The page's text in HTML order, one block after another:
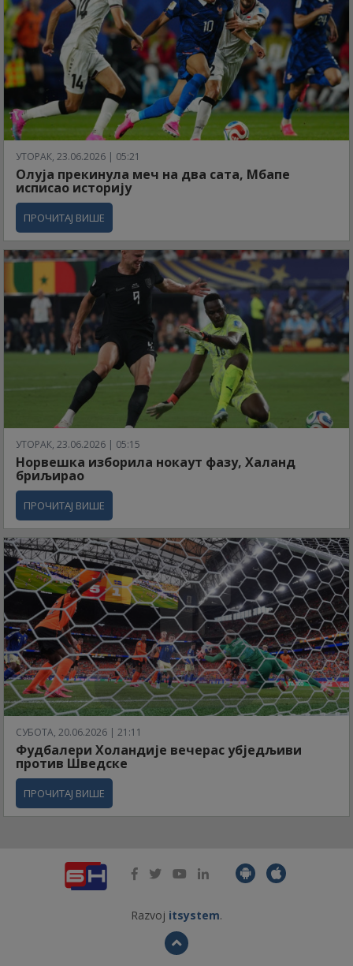
УТОРАК, 23.06.2026 | 05:21
Олуја прекинула меч на два сата, Мбапе
исписао историју
ПРОЧИТАЈ ВИШЕ
УТОРАК, 23.06.2026 | 05:15
Норвешка изборила нокаут фазу, Халанд
бриљирао
ПРОЧИТАЈ ВИШЕ
СУБОТА, 20.06.2026 | 21:11
Фудбалери Холандије вечерас убједљиви
против Шведске
ПРОЧИТАЈ ВИШЕ
Razvoj itsystem.